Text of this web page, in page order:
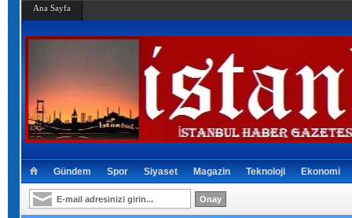
Ana Sayfa
Gündem Spor Siyaset Magazin Teknoloji Ekonomi